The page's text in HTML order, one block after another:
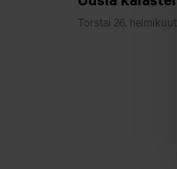
Torstai 26.